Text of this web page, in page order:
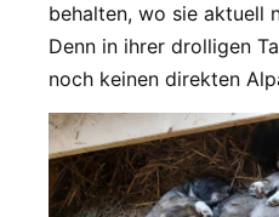
behalten, wo sie aktuell
Denn in ihrer drolligen
noch keinen direkten